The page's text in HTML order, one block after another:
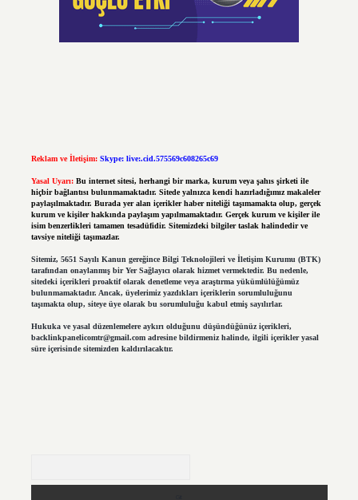
Reklam ve İletişim: Skype: live:.cid.575569c608265c69
Yasal Uyarı: Bu internet sitesi, herhangi bir marka, kurum veya şahıs şirketi ile
hiçbir bağlantısı bulunmamaktadır. Sitede yalnızca kendi hazırladığımız makaleler
paylaşılmaktadır. Burada yer alan içerikler haber niteliği taşımamakta olup, gerçek
kurum ve kişiler hakkında paylaşım yapılmamaktadır. Gerçek kurum ve kişiler ile
isim benzerlikleri tamamen tesadüfidir. Sitemizdeki bilgiler taslak halindedir ve
tavsiye niteliği taşımazlar.
Sitemiz, 5651 Sayılı Kanun gereğince Bilgi Teknolojileri ve İletişim Kurumu (BTK)
tarafından onaylanmış bir Yer Sağlayıcı olarak hizmet vermektedir. Bu nedenle,
sitedeki içerikleri proaktif olarak denetleme veya araştırma yükümlülüğümüz
bulunmamaktadır. Ancak, üyelerimiz yazdıkları içeriklerin sorumluluğunu
taşımakta olup, siteye üye olarak bu sorumluluğu kabul etmiş sayılırlar.
Hukuka ve yasal düzenlemelere aykırı olduğunu düşündüğünüz içerikleri,
backlinkpanelicomtr@gmail.comadresine bildirmeniz halinde, ilgili içerikler yasal
süre içerisinde sitemizden kaldırılacaktır.